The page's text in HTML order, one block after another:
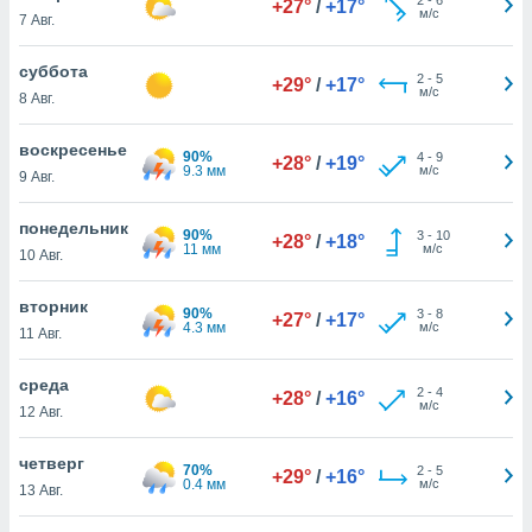
действия
рекламу
нашей
cookie
cookie
в
нашего
7 Авг.
+27° / +17°
м/с
суббота
8 Авг.
+29° / +17° 2- 5
м/с
воскресенье
9 Авг.
90%
9.3 мм
+28° / +19° 4- 9
м/с
понедельник
10 Авг.
90%
11 мм
+28° / +18° 3- 10
м/с
вторник
11 Авг.
90%
4.3 мм
+27° / +17° 3- 8
м/с
среда
12 Авг.
+28° / +16° 2- 4
м/с
четверг
13 Авг.
70%
0.4 мм
+29° / +16° 2- 5
м/с